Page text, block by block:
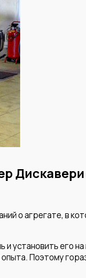
Дискавери
о агрегате, в
установить его
Поэтому